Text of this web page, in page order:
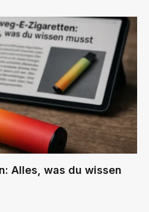
Alles, was du wissen